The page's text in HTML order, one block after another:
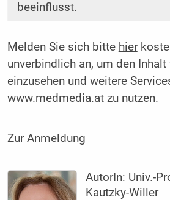
beeinflusst.
Melden Sie sich bitte hier
unverbindlich an, um den
einzusehen und weitere
www.medmedia.at zu nutzen.
Zur Anmeldung
AutorIn: Univ.-
Kautzky-Willer